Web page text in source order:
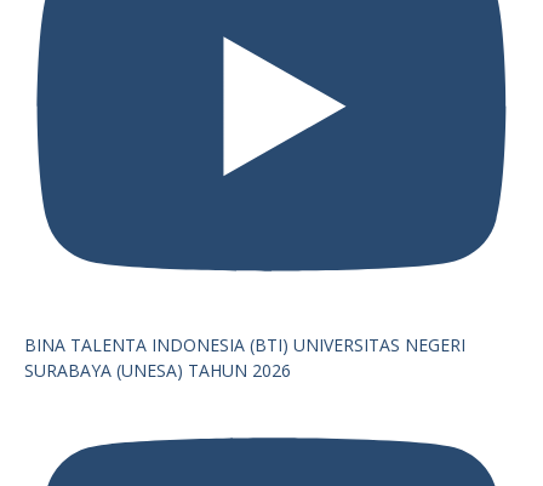
BINA TALENTA INDONESIA (BTI) UNIVERSITAS NEGERI
SURABAYA (UNESA) TAHUN 2026